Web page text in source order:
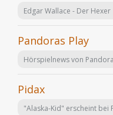
Edgar Wallace - Der Hexer
Pandoras Play
Hörspielnews von
Pidax
"Alaska-Kid" erscheint bei